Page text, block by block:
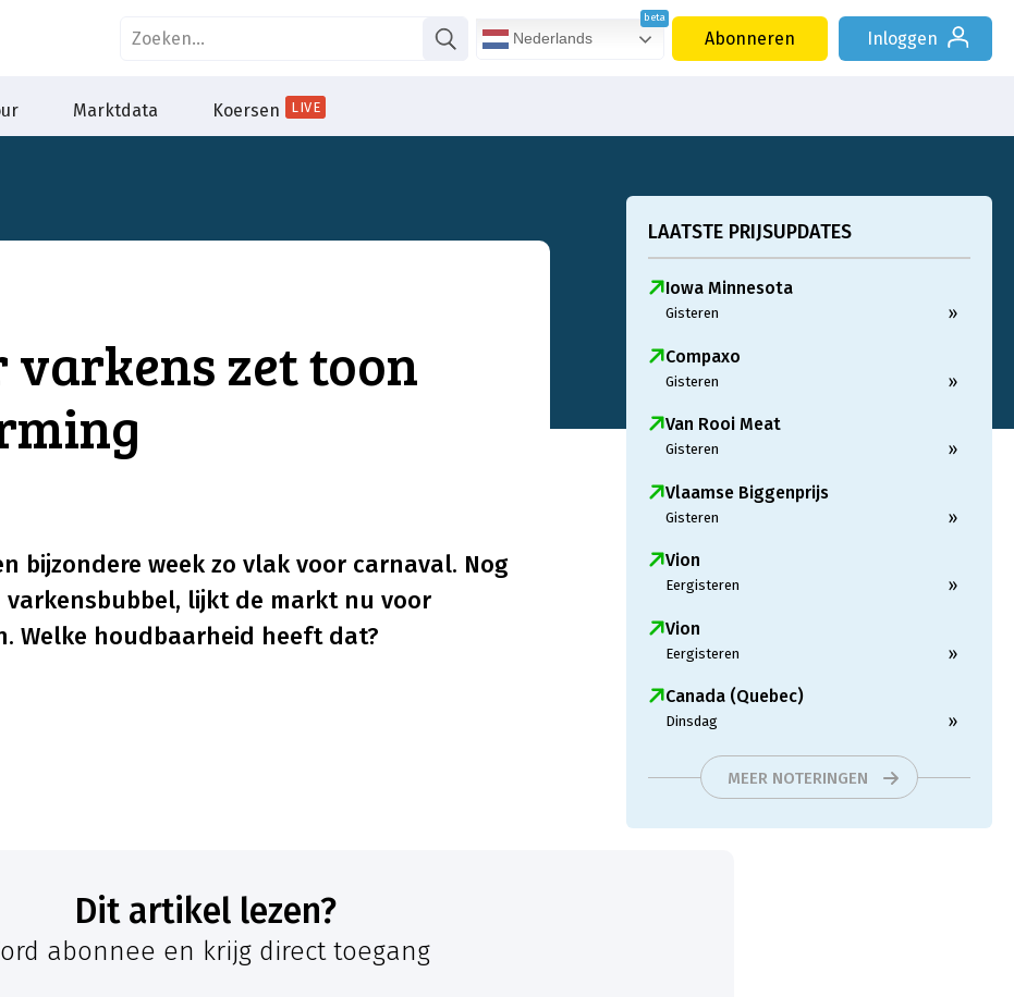
Nederlands Abonneren Inloggen
Marktdata Koersen LIVE
zet toon
bijzondere week zo vlak voor carnaval. Nog
varkensbubbel, lijkt de markt nu voor
Welke houdbaarheid heeft dat?
LAATSTE PRIJSUPDATES
Iowa Minnesota
Gisteren »
Compaxo
Gisteren »
Van Rooi Meat
Gisteren »
Vlaamse Biggenprijs
Gisteren »
Vion
Eergisteren »
Vion
Eergisteren »
Canada (Quebec)
Dinsdag »
MEER NOTERINGEN
Dit artikel lezen?
abonnee en krijg direct toegang